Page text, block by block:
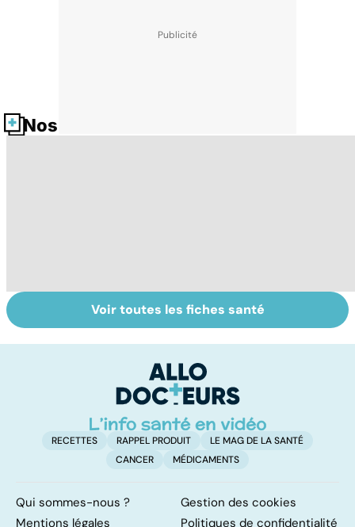
Nos fiches santé
Automutilation :
des ados en
Antibiotiques :
lutter contre la
bactéries
Voir toutes les fiches santé
RECETTES RAPPEL PRODUIT
LE MAG DE LA SANTÉ
CANCER
MÉDICAMENTS
Qui sommes-nous ?
Gestion des cookies
Mentions légales
Politiques de confidentialité